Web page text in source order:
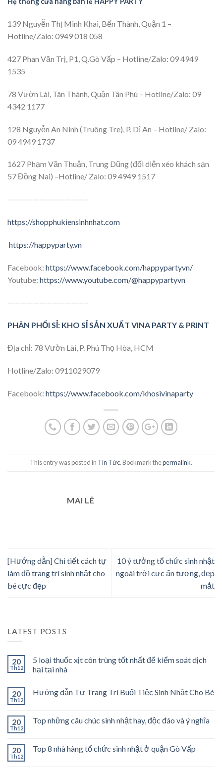
139 Nguyễn Thị Minh Khai, Bến Thành, Quận 1 –
Hotline/Zalo: 0949 018 058
427 Phan Văn Trị, P1, Q.Gò Vấp – Hotline/Zalo: 09 4949
1535
78 Vườn Lài, Tân Thành, Quận Tân Phú – Hotline/Zalo: 09
4342 1177
128 Nguyễn An Ninh (Truông Tre), P. Dĩ An – Hotline/ Zalo:
09 4949 1737
1627 Phạm Văn Thuận, Trung Dũng (đối diện xéo khách sạn
57 Đồng Nai) –Hotline/ Zalo: 09 4949 1517
————————————–
https://shopphukiensinhnhat.com
https://happyparty.vn
Facebook: https://www.facebook.com/happypartyvn/
Youtube: https://www.youtube.com/@happypartyvn
————————————–
PHÂN PHỐI SỈ: KHO SỈ SẢN XUẤT VINA PARTY & PRINT
Địa chỉ: 78 Vườn Lài, P. Phú Thọ Hòa, HCM
Hotline/Zalo: 0911029079
Facebook: https://www.facebook.com/khosivinaparty
This entry was posted in Tin Tức. Bookmark thepermalink.
MAI LÊ
[Hướng dẫn] Chi tiết cách tự
làm đồ trang trí sinh nhật cho
bé cực đẹp
10 ý tưởng tổ chức sinh nhật
ngoài trời cực ấn tượng, đẹp
mắt
LATEST POSTS
20
Th12
5 loại thuốc xịt côn trùng tốt nhất để kiểm soát dịch
hại tại nhà
20
Th12
Hướng dẫn Tự Trang Trí Buổi Tiệc Sinh Nhật Cho Bé
20
Th12
Top những câu chúc sinh nhật hay, độc đáo và ý nghĩa
20
Th12
Top 8 nhà hàng tổ chức sinh nhật ở quận Gò Vấp